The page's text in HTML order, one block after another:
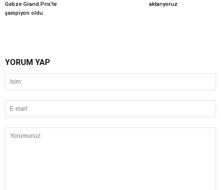
Gebze Grand Prix'te
şampiyon oldu
aktarıyoruz
YORUM YAP